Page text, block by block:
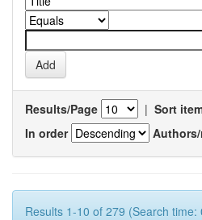
Results/Page | Sort
In order
Results 1-10 of 279 (Search time: